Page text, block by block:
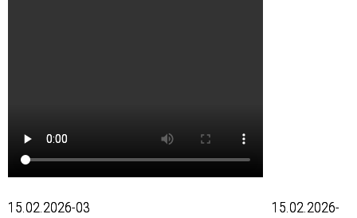
15.02.2026-03 15.02.2026-